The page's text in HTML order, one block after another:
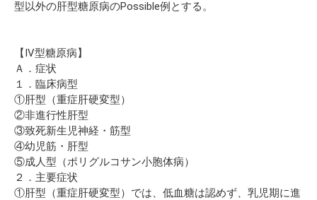
型以外の肝型糖原病のPossible例とする。
【IV型糖原病】
Ａ．症状
１．臨床病型
①肝型（重症肝硬変型）
②非進行性肝型
③致死新生児神経・筋型
④幼児筋・肝型
⑤成人型（ポリグルコサン小胞体病）
２．主要症状
①肝型（重症肝硬変型）では、低血糖は認めず、乳児期に進